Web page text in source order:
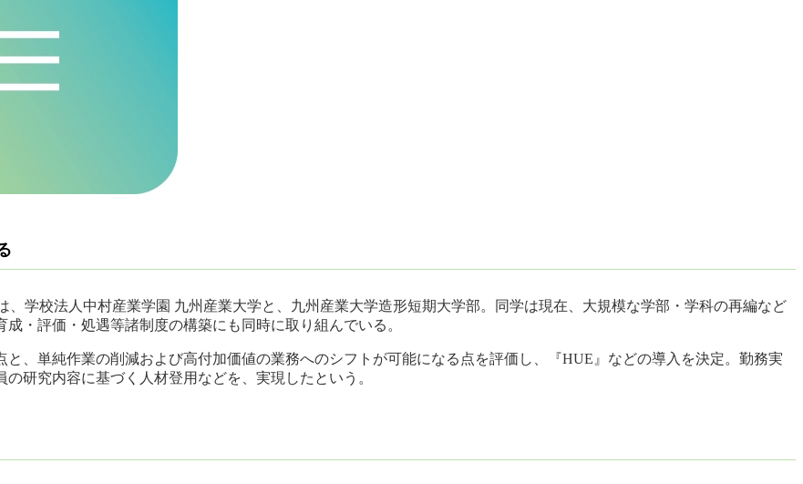
学校法人中村産業学園 九州産業大学と、九州産業大学造形短期大学部。同学は現在、大規模な学部・学科の再編など
・評価・処遇等諸制度の構築にも同時に取り組んでいる。
、単純作業の削減および高付加価値の業務へのシフトが可能になる点を評価し、『HUE』などの導入を決定。勤務実
研究内容に基づく人材登用などを、実現したという。